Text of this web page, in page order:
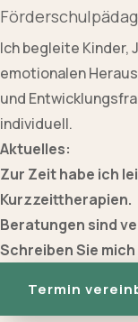
Ich begleite Kinder,
emotionalen
und
individuell.
Aktuelles:
Zur Zeit habe ich
Kurzzeittherapien.
Beratungen sind
Schreiben Sie
Termin